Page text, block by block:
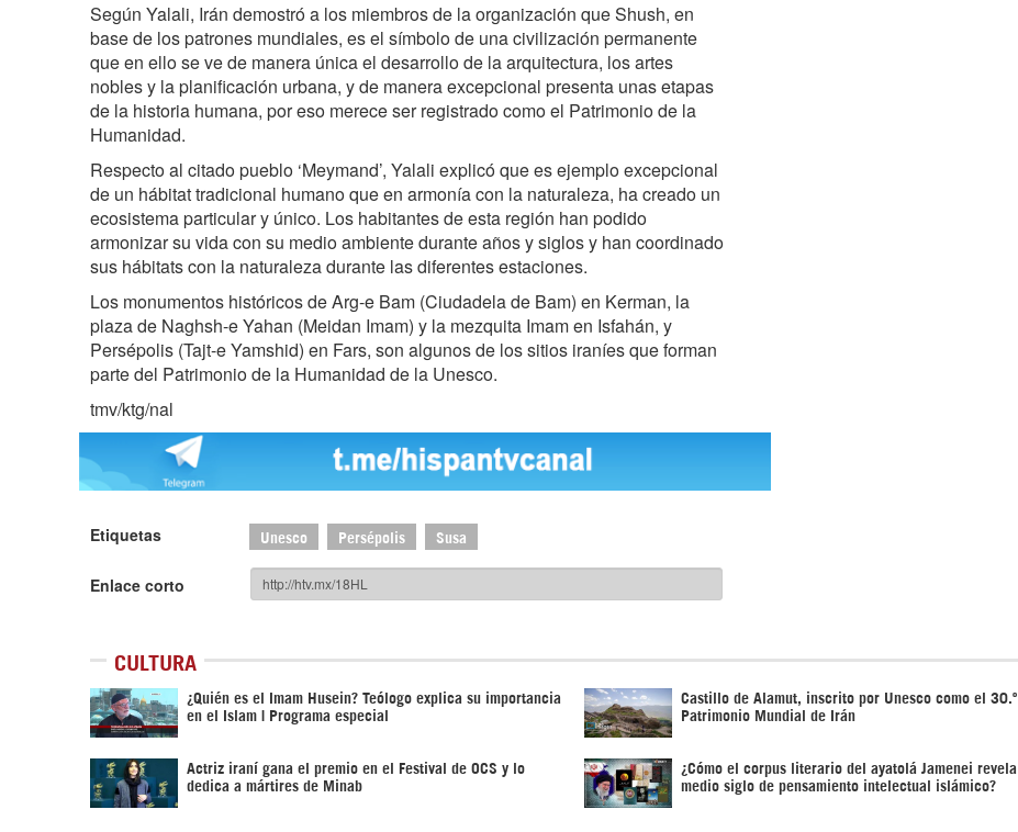
Según Yalali, Irán demostró a los miembros de la organización que Shush, en
base de los patrones mundiales, es el símbolo de una civilización permanente
que en ello se ve de manera única el desarrollo de la arquitectura, los artes
nobles y la planificación urbana, y de manera excepcional presenta unas etapas
de la historia humana, por eso merece ser registrado como el Patrimonio de la
Humanidad.
Respecto al citado pueblo ‘Meymand’, Yalali explicó que es ejemplo excepcional
de un hábitat tradicional humano que en armonía con la naturaleza, ha creado un
ecosistema particular y único. Los habitantes de esta región han podido
armonizar su vida con su medio ambiente durante años y siglos y han coordinado
sus hábitats con la naturaleza durante las diferentes estaciones.
Los monumentos históricos de Arg-e Bam (Ciudadela de Bam) en Kerman, la
plaza de Naghsh-e Yahan (Meidan Imam) y la mezquita Imam en Isfahán, y
Persépolis (Tajt-e Yamshid) en Fars, son algunos de los sitios iraníes que forman
parte del Patrimonio de la Humanidad de la Unesco.
tmv/ktg/nal
Etiquetas Unesco Persépolis Susa
Enlace corto
CULTURA
¿Quién es el Imam Husein? Teólogo explica su importancia
en el Islam | Programa especial
Castillo de Alamut, inscrito por Unesco como el 30.º
Patrimonio Mundial de Irán
Actriz iraní gana el premio en el Festival de OCS y lo
dedica a mártires de Minab
¿Cómo el corpus literario del ayatolá Jamenei revela
medio siglo de pensamiento intelectual islámico?